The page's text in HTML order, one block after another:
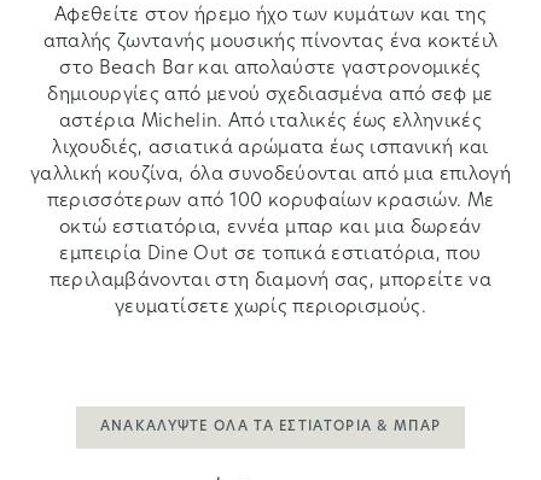
Αφεθείτε στον ήρεμο ήχο των κυμάτων και της
απαλής ζωντανής μουσικής πίνοντας ένα κοκτέιλ
στο Beach Bar και απολαύστε γαστρονομικές
δημιουργίες από μενού σχεδιασμένα από σεφ με
αστέρια Michelin. Από ιταλικές έως ελληνικές
λιχουδιές, ασιατικά αρώματα έως ισπανική και
γαλλική κουζίνα, όλα συνοδεύονται από μια επιλογή
περισσότερων από 100 κορυφαίων κρασιών. Με
οκτώ εστιατόρια, εννέα μπαρ και μια δωρεάν
εμπειρία Dine Out σε τοπικά εστιατόρια, που
περιλαμβάνονται στη διαμονή σας, μπορείτε να
γευματίσετε χωρίς περιορισμούς.
ΑΝΑΚΑΛΎΨΤΕ ΌΛΑ ΤΑ ΕΣΤΙΑΤΌΡΙΑ & ΜΠΑΡ